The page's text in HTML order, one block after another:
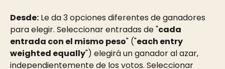
Desde: Le da 3 opciones diferentes de ganadores
para elegir. Seleccionar entradas de "cada
entrada con el mismo peso" ("each entry
weighted equally") elegirá un ganador al azar,
independientemente de los votos. Seleccionar